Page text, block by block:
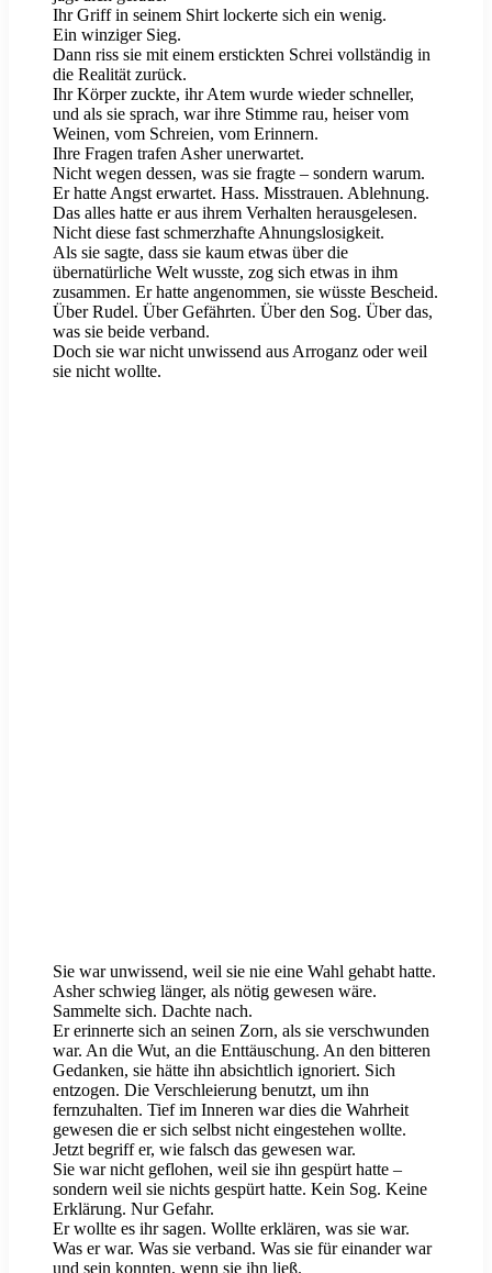
Ihr Griff in seinem Shirt lockerte sich ein wenig.
Ein winziger Sieg.
Dann riss sie mit einem erstickten Schrei vollständig in
die Realität zurück.
Ihr Körper zuckte, ihr Atem wurde wieder schneller,
und als sie sprach, war ihre Stimme rau, heiser vom
Weinen, vom Schreien, vom Erinnern.
Ihre Fragen trafen Asher unerwartet.
Nicht wegen dessen, was sie fragte – sondern warum.
Er hatte Angst erwartet. Hass. Misstrauen. Ablehnung.
Das alles hatte er aus ihrem Verhalten herausgelesen.
Nicht diese fast schmerzhafte Ahnungslosigkeit.
Als sie sagte, dass sie kaum etwas über die
übernatürliche Welt wusste, zog sich etwas in ihm
zusammen. Er hatte angenommen, sie wüsste Bescheid.
Über Rudel. Über Gefährten. Über den Sog. Über das,
was sie beide verband.
Doch sie war nicht unwissend aus Arroganz oder weil
sie nicht wollte.
Sie war unwissend, weil sie nie eine Wahl gehabt hatte.
Asher schwieg länger, als nötig gewesen wäre.
Sammelte sich. Dachte nach.
Er erinnerte sich an seinen Zorn, als sie verschwunden
war. An die Wut, an die Enttäuschung. An den bitteren
Gedanken, sie hätte ihn absichtlich ignoriert. Sich
entzogen. Die Verschleierung benutzt, um ihn
fernzuhalten. Tief im Inneren war dies die Wahrheit
gewesen die er sich selbst nicht eingestehen wollte.
Jetzt begriff er, wie falsch das gewesen war.
Sie war nicht geflohen, weil sie ihn gespürt hatte –
sondern weil sie nichts gespürt hatte. Kein Sog. Keine
Erklärung. Nur Gefahr.
Er wollte es ihr sagen. Wollte erklären, was sie war.
Was er war. Was sie verband. Was sie für einander war
und sein konnten, wenn sie ihn ließ.